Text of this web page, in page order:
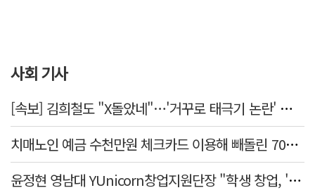
사회 기사
[속보] 김희철도 "X돌았네"…'거꾸로 태극기 논란' 인천시 현수막, 이틀 만에 철거
치매노인 예금 수천만원 체크카드 이용해 빼돌린 70대 간병인, 집행유예
윤정현 영남대 YUnicorn창업지원단장 "학생 창업, '팀 빌딩'이 제일 중요"